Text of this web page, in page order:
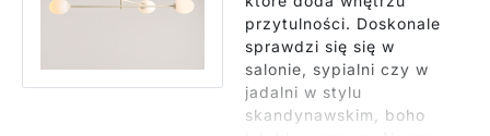
przytulności. Doskonale
sprawdzi się się w
salonie, sypialni czy w
jadalni w stylu
skandynawskim, boho